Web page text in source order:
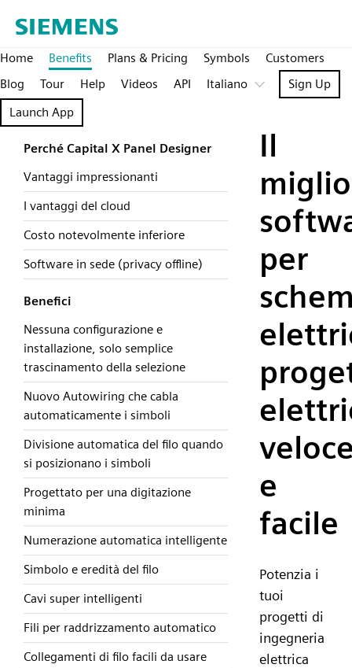
Home Benefits Plans & Pricing Symbols
Customers
Blog
Tour Help Videos API Italiano
Sign Up
Launch App
Perché Capital X Panel Designer
Vantaggi impressionanti
I vantaggi del cloud
Costo notevolmente inferiore
Software in sede (privacy offline)
Benefici
Nessuna configurazione e
installazione, solo semplice
trascinamento della selezione
Nuovo Autowiring che cabla
automaticamente i simboli
Divisione automatica del filo quando
si posizionano i simboli
Progettato per una digitazione
minima
Numerazione automatica intelligente
Simbolo e eredità del filo
Cavi super intelligenti
Fili per raddrizzamento automatico
Collegamenti di filo facili da usare
Il
per
e
facile
Potenzia i
tuoi
progetti di
ingegneria
elettrica